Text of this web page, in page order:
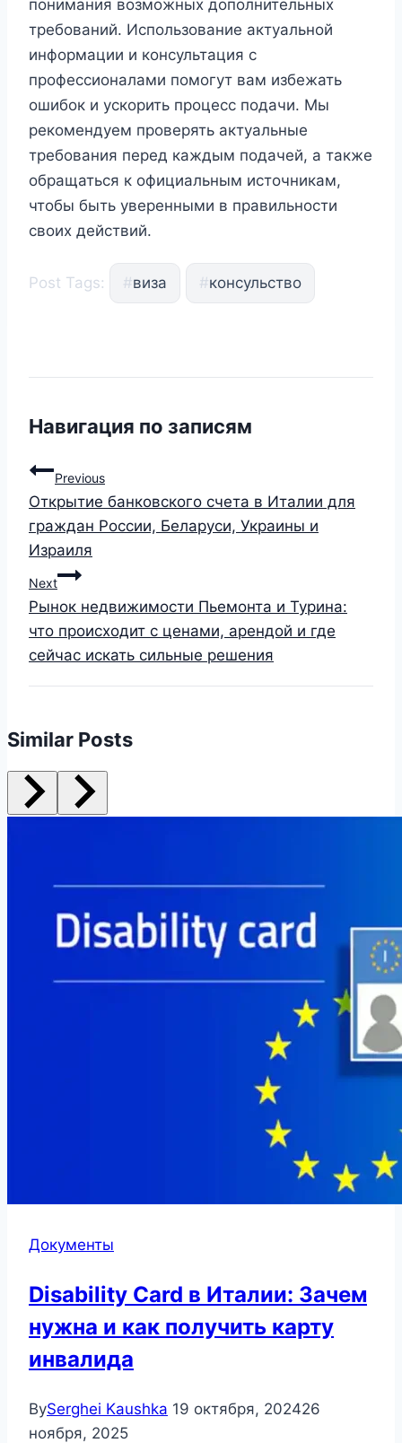
понимания возможных дополнительных
требований. Использование актуальной
информации и консультация с
профессионалами помогут вам избежать
ошибок и ускорить процесс подачи. Мы
рекомендуем проверять актуальные
требования перед каждым подачей, а также
обращаться к официальным источникам,
чтобы быть уверенными в правильности
своих действий.
Post Tags: #виза #консульство
Навигация по записям
Previous
Открытие банковского счета в Италии для
граждан России, Беларуси, Украины и
Израиля
Next
Рынок недвижимости Пьемонта и Турина:
что происходит с ценами, арендой и где
сейчас искать сильные решения
Similar Posts
Документы
Disability Card в Италии: Зачем
нужна и как получить карту
инвалида
BySerghei Kaushka 19 октября, 202426
ноября, 2025